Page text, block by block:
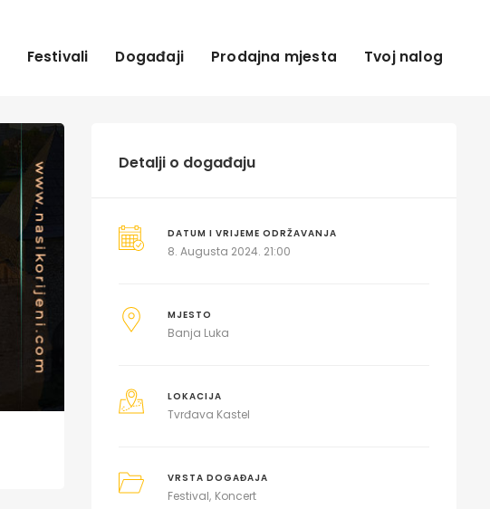
Festivali Događaji Prodajna mjesta Tvoj nalog
Detalji o događaju
DATUM I VRIJEME ODRŽAVANJA
8. Augusta 2024. 21:00
MJESTO
Banja Luka
LOKACIJA
Tvrđava Kastel
VRSTA DOGAĐAJA
Festival Koncert